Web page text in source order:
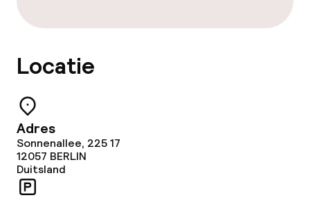
Terras
Eet- en drinkgelegenheden
Restaurant
Locatie
Adres
Sonnenallee, 225 17
12057 BERLIN
Duitsland